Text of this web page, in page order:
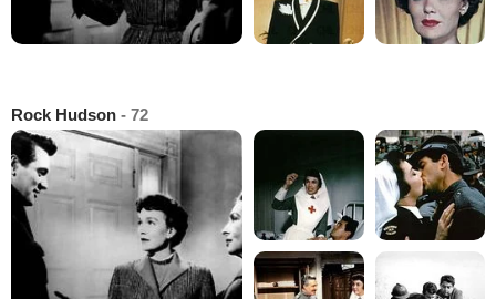
Rock Hudson - 72